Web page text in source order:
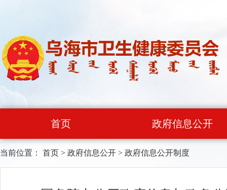
首页 政府信息公开
当前位置： 首页 > 政府信息公开 > 政府信息公开制度